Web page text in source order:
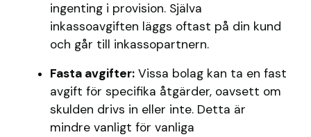
ingenting i provision. Själva
inkassoavgiften läggs oftast på din kund
och går till inkassopartnern.
Fasta avgifter:Vissa bolag kan ta en fast
avgift för specifika åtgärder, oavsett om
skulden drivs in eller inte. Detta är
mindre vanligt för vanliga